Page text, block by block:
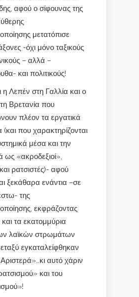
αφού ο σίφουνας της
μετατόπισε
-όχι μόνο ταξικούς
– αλλά –
και πολιτικούς!
η Λεπέν στη Γαλλία και ο
Βρετανία που
πλέον τα εργατικά
που χαρακτηρίζονται
μέσα και την
ως «ακροδεξιοί»,
ρατσιστές)- αφού
ξεκάθαρα ενάντια –σε
της
εκφράζοντας
τα εκατομμύρια
λαϊκών στρωμάτων
εγκαταλείφθηκαν
αυτό χάριν
και του